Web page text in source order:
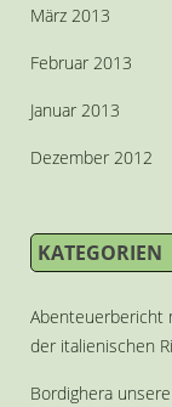
März 2013
Februar 2013
Januar 2013
Dezember 2012
KATEGORIEN
Abenteuerbericht
der italienischen
Bordighera